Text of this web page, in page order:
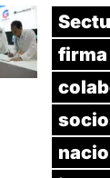
firma